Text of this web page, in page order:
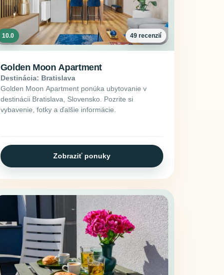
10.0 49 recenzií
Golden Moon Apartment
Destinácia: Bratislava
Golden Moon Apartment ponúka ubytovanie v
destinácii Bratislava, Slovensko. Pozrite si
vybavenie, fotky a ďalšie informácie.
Zobraziť ponuky